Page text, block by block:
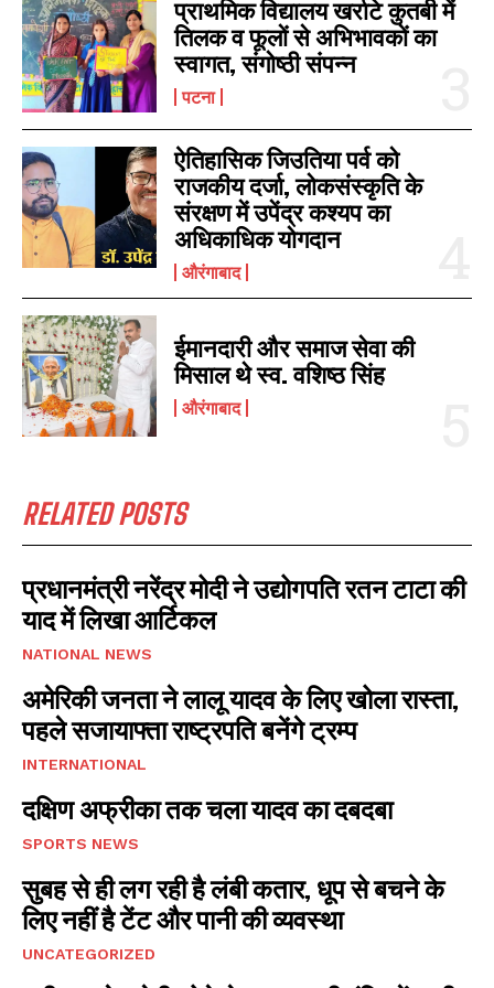
उपाध्यक्ष पद के आरक्षण की स्थिति को
जानें
September 8, 2022
In "पटना"
http://
http://biharboardonline.bihar.gov.in
March 27, 2022
In "आरा"
पटेल स्कूल दाउदनगर की रामायणी राय
ने किया बिहार टॉप, गोह की प्रज्ञा को
तीसरा पोज़िशन, अपनी रिजल्ट यहां करें
March 31, 2022
In "आरा"
प्राथमिक विद्यालय खर्राटे कुतबी में
तिलक व फूलों से अभिभावकों का
स्वागत, संगोष्ठी संपन्न
पटना
ऐतिहासिक जिउतिया पर्व को
राजकीय दर्जा, लोकसंस्कृति के
संरक्षण में उपेंद्र कश्यप का
अधिकाधिक योगदान
औरंगाबाद
ईमानदारी और समाज सेवा की
मिसाल थे स्व. वशिष्ठ सिंह
औरंगाबाद
RELATED POSTS
प्रधानमंत्री नरेंद्र मोदी ने उद्योगपति रतन टाटा की
याद में लिखा आर्टिकल
NATIONAL NEWS
अमेरिकी जनता ने लालू यादव के लिए खोला रास्ता,
पहले सजायाफ्ता राष्ट्रपति बनेंगे ट्रम्प
INTERNATIONAL
दक्षिण अफ्रीका तक चला यादव का दबदबा
SPORTS NEWS
सुबह से ही लग रही है लंबी कतार, धूप से बचने के
लिए नहीं है टेंट और पानी की व्यवस्था
UNCATEGORIZED